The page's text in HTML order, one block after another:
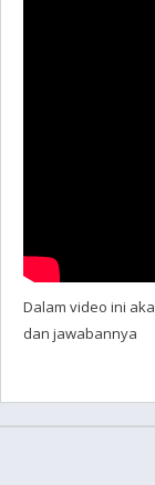
Dalam video ini
dan jawabannya